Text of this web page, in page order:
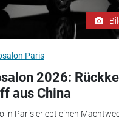
Paris
2026:
aus China
in Paris erlebt einen